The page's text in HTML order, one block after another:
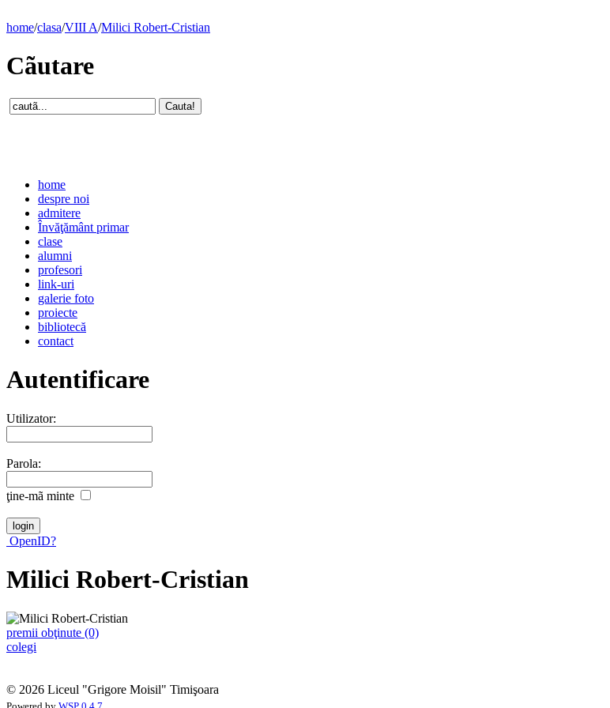
home/clasa/VIII A/Milici Robert-Cristian
Cãutare
home
despre noi
admitere
Învăţământ primar
clase
alumni
profesori
link-uri
galerie foto
proiecte
bibliotecă
contact
Autentificare
Utilizator:
Parola:
ţine-mã minte
OpenID?
Milici Robert-Cristian
premii obţinute (0)
colegi
© 2026 Liceul "Grigore Moisil" Timişoara